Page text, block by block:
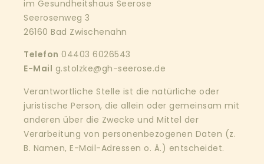
im Gesundheitshaus Seerose
Seerosenweg 3
26160 Bad Zwischenahn
Telefon 04403 6026543
E-Mail g.stolzke@gh-seerose.de
Verantwortliche Stelle ist die natürliche oder
juristische Person, die allein oder gemeinsam mit
anderen über die Zwecke und Mittel der
Verarbeitung von personenbezogenen Daten (z.
B. Namen, E-Mail-Adressen o. Ä.) entscheidet.